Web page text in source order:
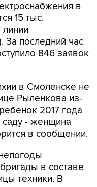
в
15 тыс.
За последний час
846 заявок
в Смоленске не
Рыленкова из-
2017 года
- женщина
в сообщении.
в составе
техники. В